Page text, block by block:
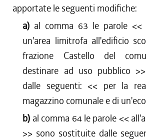
apportate le seguenti modifiche:
a) al comma 63 le parole <<
un'area limitrofa all'edificio
frazione Castello del
destinare ad uso pubblico
dalle seguenti: << per la
magazzino comunale e di
b) al comma 64 le parole <<
>> sono sostituite dalle